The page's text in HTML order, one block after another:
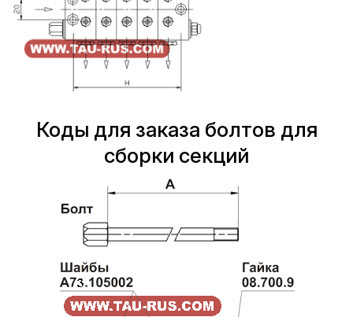
Коды для заказа болтов для
сборки секций